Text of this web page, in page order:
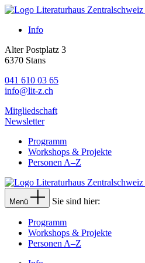
Info
Alter Postplatz 3
6370 Stans
041 610 03 65
info@lit-z.ch
Mitgliedschaft
Newsletter
Programm
Workshops & Projekte
Personen A–Z
Menü Sie sind hier:
Programm
Workshops & Projekte
Personen A–Z